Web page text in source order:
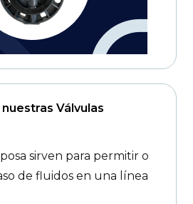
Válvulas
sirven para permitir o
de fluidos en una línea